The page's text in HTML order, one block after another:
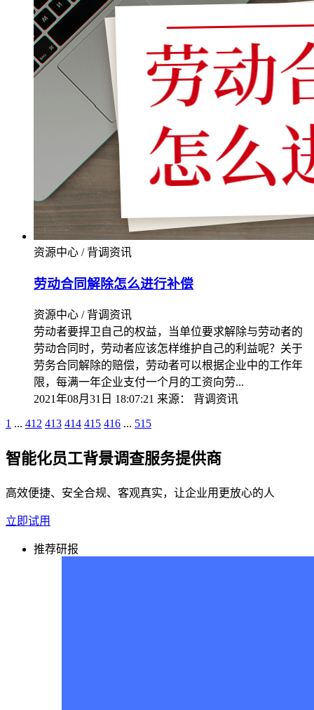
资源中心 / 背调资讯
劳动合同解除怎么进行补偿
资源中心 / 背调资讯
劳动者要捍卫自己的权益，当单位要求解除与劳动者的
劳动合同时，劳动者应该怎样维护自己的利益呢？关于
劳务合同解除的赔偿，劳动者可以根据企业中的工作年
限，每满一年企业支付一个月的工资向劳...
2021年08月31日 18:07:21 来源： 背调资讯
1 ... 412 413 414 415 416 ... 515
智能化员工背景调查服务提供商
高效便捷、安全合规、客观真实，让企业用更放心的人
立即试用
推荐研报